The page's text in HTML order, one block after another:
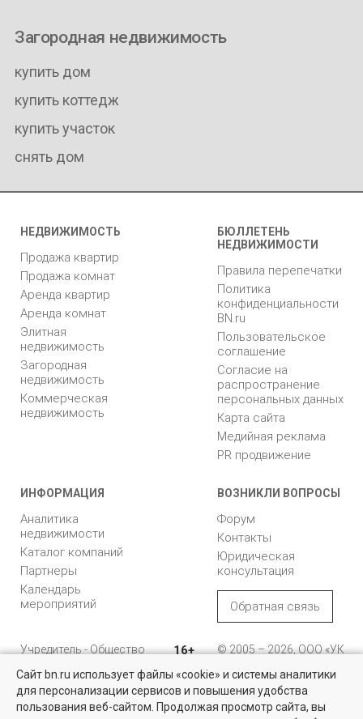
Найти квартиру - это просто!
Загородная недвижимость
купить дом
купить коттедж
купить участок
снять дом
НЕДВИЖИМОСТЬ
Продажа квартир
Продажа комнат
Аренда квартир
Аренда комнат
Элитная
недвижимость
Загородная
недвижимость
Коммерческая
недвижимость
БЮЛЛЕТЕНЬ
НЕДВИЖИМОСТИ
Правила перепечатки
Политика
конфиденциальности
BN.ru
Пользовательское
соглашение
Согласие на
распространение
персональных данных
Карта сайта
Медийная реклама
PR продвижение
ИНФОРМАЦИЯ
Аналитика
недвижимости
Каталог компаний
Партнеры
Календарь
мероприятий
ВОЗНИКЛИ ВОПРОСЫ
Форум
Контакты
Юридическая
консультация
Обратная связь
Учредитель - Общество
ответственностью
"Управляющая
компания "Бюллетень
недвижимости"
16+
© 2005 – 2026, ООО «УК
196105, Санкт-
Петербург, пр. Юрия
Гагарина, 1
Сайт bn.ru использует файлы «cookie» и системы аналитики
для персонализации сервисов и повышения удобства
пользования веб-сайтом. Продолжая просмотр сайта, вы